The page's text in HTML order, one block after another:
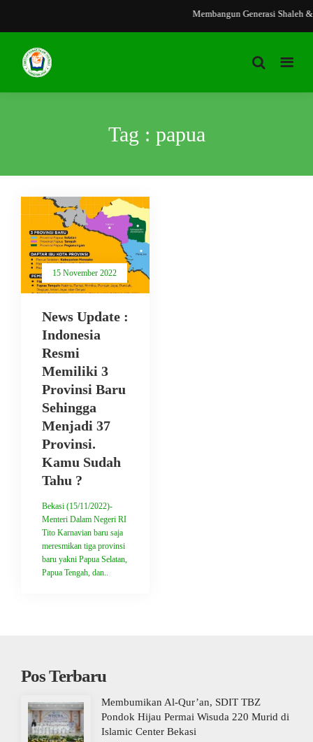
Membangun Generasi Shaleh &
Tag : papua
15 November 2022
News Update :
Indonesia
Resmi
Memiliki 3
Provinsi Baru
Sehingga
Menjadi 37
Provinsi.
Kamu Sudah
Tahu ?
Bekasi (15/11/2022)-
Menteri Dalam Negeri RI
Tito Karnavian baru saja
meresmikan tiga provinsi
baru yakni Papua Selatan,
Papua Tengah, dan..
Pos Terbaru
Membumikan Al-Qur’an, SDIT TBZ
Pondok Hijau Permai Wisuda 220 Murid di
Islamic Center Bekasi